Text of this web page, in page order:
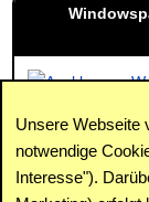
Unsere Webseite
notwendige
Interesse").
Impressum |